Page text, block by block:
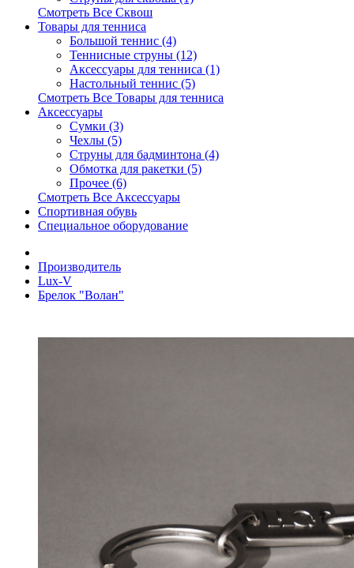
Смотреть Все Сквош
Товары для тенниса
Большой теннис (4)
Теннисные струны (12)
Аксессуары для тенниса (1)
Настольный теннис (5)
Смотреть Все Товары для тенниса
Аксессуары
Сумки (3)
Чехлы (5)
Струны для бадминтона (4)
Обмотка для ракетки (5)
Прочее (6)
Смотреть Все Аксессуары
Спортивная обувь
Специальное оборудование
Производитель
Lux-V
Брелок "Волан"